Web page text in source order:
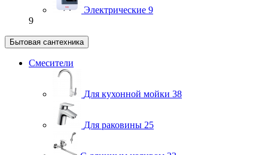
Электрические 9
9
Бытовая сантехника
Смесители
Для кухонной мойки 38
Для раковины 25